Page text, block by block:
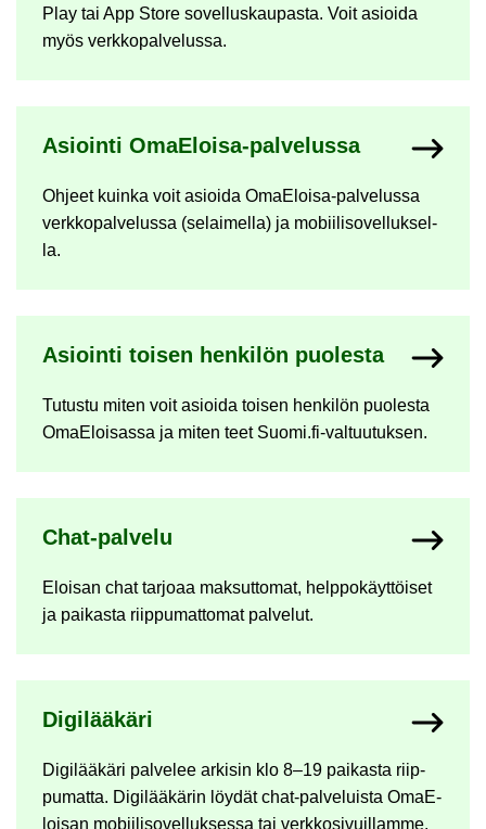
Play tai App Store so­vel­lus­kau­pas­ta. Voit asioi­da
myös verk­ko­pal­ve­lus­sa.
Asioin­ti OmaEloisa-​palvelussa
Oh­jeet kuin­ka voit asioi­da OmaEloisa-​palvelussa
verk­ko­pal­ve­lus­sa (se­lai­mel­la) ja mo­bii­li­so­vel­luk­sel­
la.
Asioin­ti toi­sen hen­ki­lön puo­les­ta
Tu­tus­tu miten voit asioi­da toi­sen hen­ki­lön puo­les­ta
OmaE­loi­sas­sa ja miten teet Suomi.fi-​valtuutuksen.
Chat-​palvelu
Eloi­san chat tar­jo­aa mak­sut­to­mat, help­po­käyt­töi­set
ja pai­kas­ta riip­pu­mat­to­mat pal­ve­lut.
Di­gi­lää­kä­ri
Di­gi­lää­kä­ri pal­ve­lee ar­ki­sin klo 8–19 pai­kas­ta riip­
pu­mat­ta. Di­gi­lää­kä­rin löy­dät chat-​palveluista OmaE­
loi­san mo­bii­li­so­vel­luk­ses­sa tai verk­ko­si­vuil­lam­me.